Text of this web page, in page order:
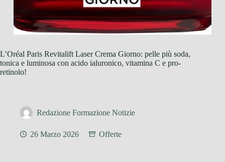
L’Oréal Paris Revitalift Laser Crema Giorno: pelle più soda,
tonica e luminosa con acido ialuronico, vitamina C e pro-
retinolo!
Redazione Formazione Notizie
26 Marzo 2026 Offerte